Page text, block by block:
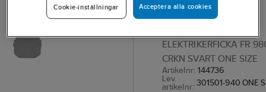
9803 CRKN
ELEKTRIKERFICKA FR
CRKN SVART ONE SIZE
Artikelnr: 144736
Lev.
artikelnr: 301501-940 ONE
Acceptera alla cookies
Cookie-inställningar